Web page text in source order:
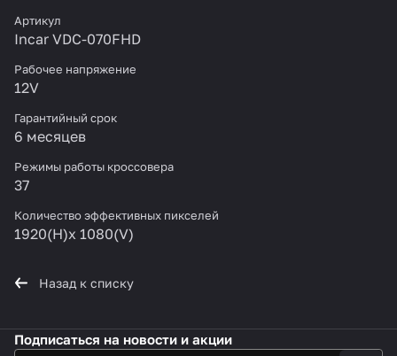
Артикул
Incar VDC-070FHD
Рабочее напряжение
12V
Гарантийный срок
6 месяцев
Режимы работы кроссовера
37
Количество эффективных пикселей
1920(H)x 1080(V)
Назад к списку
Подписаться на новости и акции